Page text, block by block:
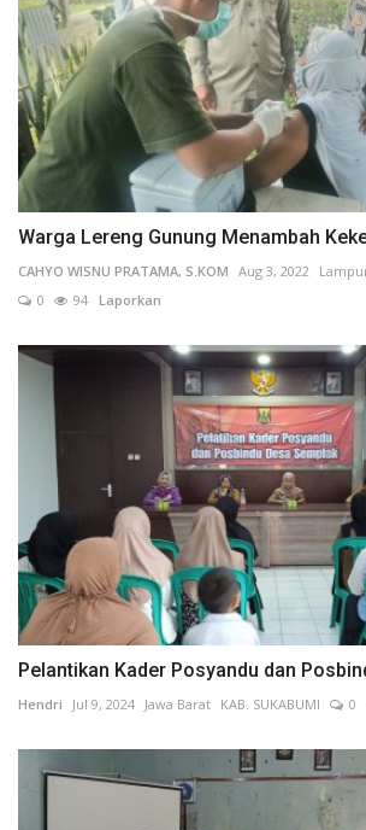
Warga Lereng Gunung Menambah
CAHYO WISNU PRATAMA, S.KOM Aug 3, 2022
0
94 Laporkan
Pelantikan Kader Posyandu dan
Hendri Jul 9, 2024 Jawa Barat KAB. SUKABUMI 0